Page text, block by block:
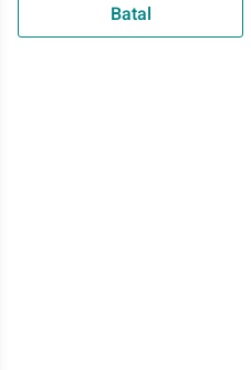
Batal